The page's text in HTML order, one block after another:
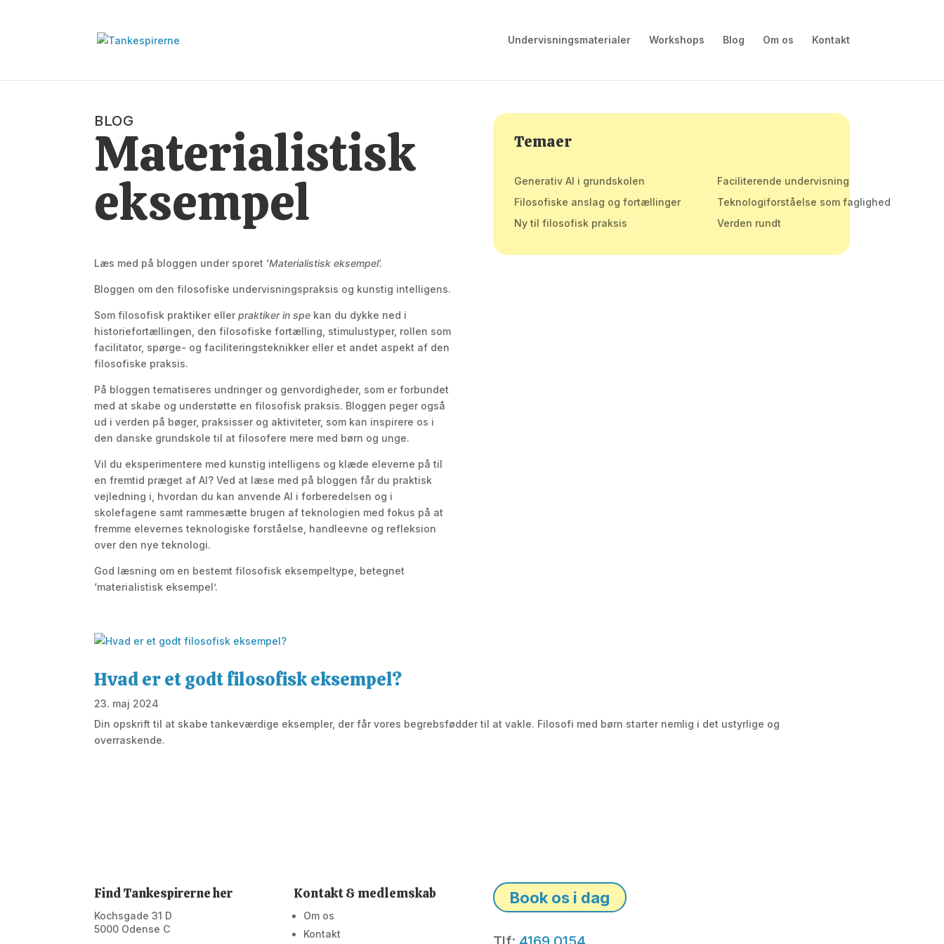
Undervisningsmaterialer Workshops Blog Om os Kontakt
BLOG
Materialistisk
eksempel
Læs med på bloggen under sporet ‘Materialistisk eksempel’.
Bloggen om den filosofiske undervisningspraksis og kunstig intelligens.
Som filosofisk praktiker ellerpraktiker in spe kan du dykke ned i
historiefortællingen, den filosofiske fortælling, stimulustyper, rollen som
facilitator, spørge- og faciliteringsteknikker eller et andet aspekt af den
filosofiske praksis.
På bloggen tematiseres undringer og genvordigheder, som er forbundet
med at skabe og understøtte en filosofisk praksis. Bloggen peger også
ud i verden på bøger, praksisser og aktiviteter, som kan inspirere os i
den danske grundskole til at filosofere mere med børn og unge.
Vil du eksperimentere med kunstig intelligens og klæde eleverne på til
en fremtid præget af AI? Ved at læse med på bloggen får du praktisk
vejledning i, hvordan du kan anvende AI i forberedelsen og i
skolefagene samt rammesætte brugen af teknologien med fokus på at
fremme elevernes teknologiske forståelse, handleevne og refleksion
over den nye teknologi.
God læsning om en bestemt filosofisk eksempeltype, betegnet
‘materialistisk eksempel’.
Temaer
Generativ AI i grundskolen
Faciliterende undervisning
Filosofiske anslag og fortællinger
Teknologiforståelse som faglighed
Ny til filosofisk praksis
Verden rundt
Hvad er et godt filosofisk eksempel?
23. maj 2024
Din opskrift til at skabe tankeværdige eksempler, der får vores begrebsfødder til at vakle. Filosofi med børn starter nemlig i det ustyrlige og
overraskende.
Find Tankespirerne her
Kochsgade 31 D
5000 Odense C
Kontakt & medlemskab
Om os
Kontakt
Book os i dag